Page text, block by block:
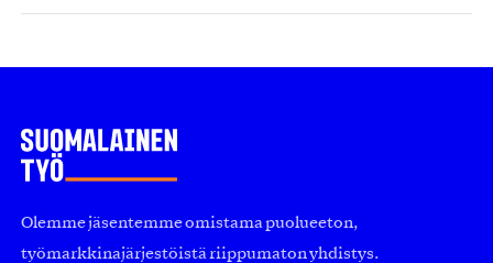
Olemme jäsentemme omistama puolueeton,
työmarkkinajärjestöistä riippumaton yhdistys.